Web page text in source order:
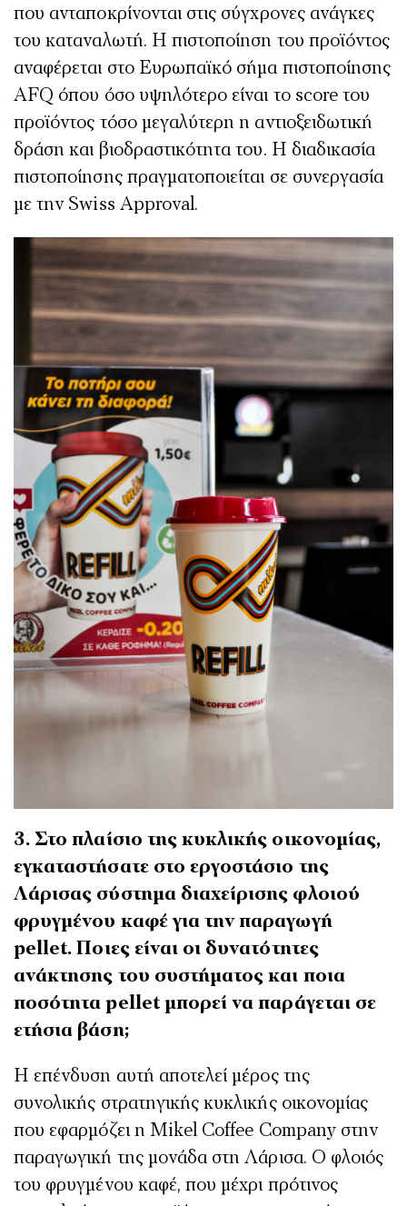
που ανταποκρίνονται στις σύγχρονες ανάγκες
του καταναλωτή. H πιστοποίηση του προϊόντος
αναφέρεται στο Ευρωπαϊκό σήμα πιστοποίησης
AFQ όπου όσο υψηλότερο είναι το score του
προϊόντος τόσο μεγαλύτερη η αντιοξειδωτική
δράση και βιοδραστικότητα του. Η διαδικασία
πιστοποίησης πραγματοποιείται σε συνεργασία
με την Swiss Approval.
3. Στο πλαίσιο της κυκλικής οικονομίας,
εγκαταστήσατε στο εργοστάσιο της
Λάρισας σύστημα διαχείρισης φλοιού
φρυγμένου καφέ για την παραγωγή
pellet. Ποιες είναι οι δυνατότητες
ανάκτησης του συστήματος και ποια
ποσότητα pellet μπορεί να παράγεται σε
ετήσια βάση;
Η επένδυση αυτή αποτελεί μέρος της
συνολικής στρατηγικής κυκλικής οικονομίας
που εφαρμόζει η Mikel Coffee Company στην
παραγωγική της μονάδα στη Λάρισα. Ο φλοιός
του φρυγμένου καφέ, που μέχρι πρότινος